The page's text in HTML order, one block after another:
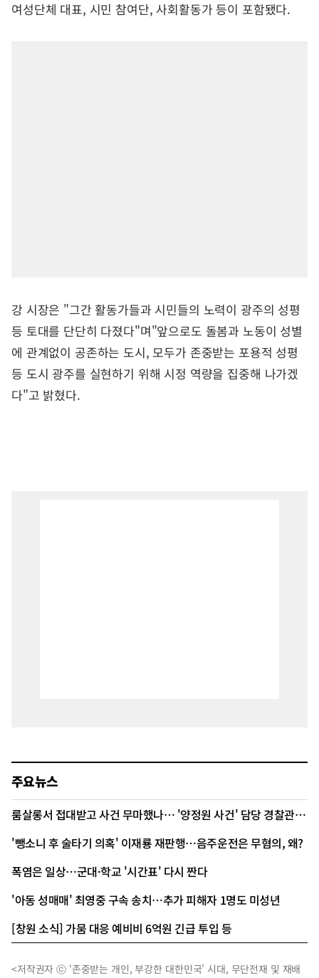
여성단체 대표, 시민 참여단, 사회활동가 등이 포함됐다.
강 시장은 "그간 활동가들과 시민들의 노력이 광주의 성평
등 토대를 단단히 다졌다"며"앞으로도 돌봄과 노동이 성별
에 관계없이 공존하는 도시, 모두가 존중받는 포용적 성평
등 도시 광주를 실현하기 위해 시정 역량을 집중해 나가겠
다"고 밝혔다.
주요뉴스
룸살롱서 접대받고 사건 무마했나… '양정원 사건' 담당 경찰관 구속
'뺑소니 후 술타기 의혹' 이재룡 재판행…음주운전은 무혐의, 왜?
폭염은 일상…군대·학교 '시간표' 다시 짠다
'아동 성매매' 최영중 구속 송치…추가 피해자 1명도 미성년
[창원 소식] 가뭄 대응 예비비 6억원 긴급 투입 등
<저작권자 ⓒ ‘존중받는 개인, 부강한 대한민국’ 시대, 무단전재 및 재배